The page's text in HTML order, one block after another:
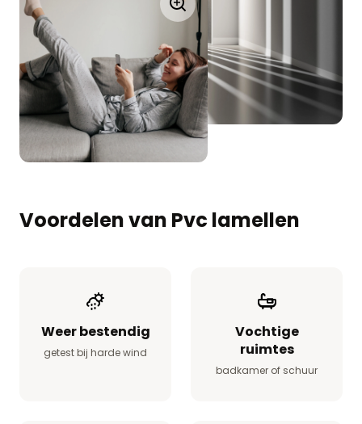
Voordelen van Pvc lamellen
Weer bestendig
getest bij harde wind
Vochtige
ruimtes
badkamer of schuur